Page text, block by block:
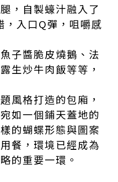
，自製蠔汁融入了
，入口Q彈，咀嚼感
子醬脆皮燒鵝、法
生炒牛肉飯等等，
風格打造的包廂，
如一個鋪天蓋地的
的蝴蝶形態與圖案
餐，環境已經成為
的重要一環。